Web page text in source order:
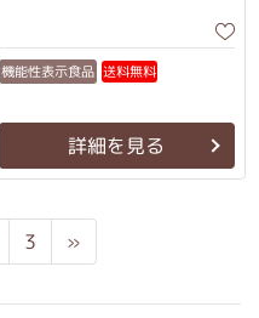
機能性表示食品 送料無料
詳細を見る
3 »Next